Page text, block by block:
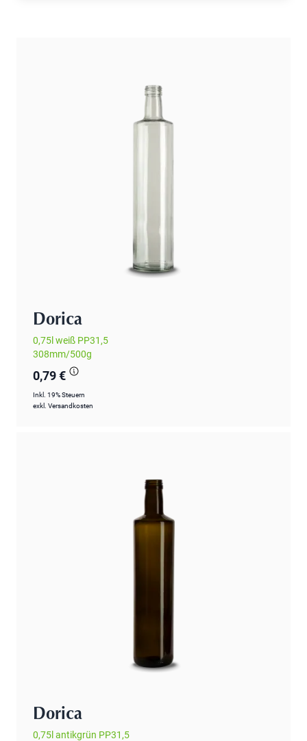
Dorica
0,75l weiß PP31,5
308mm/500g
0,79 €
Inkl. 19% Steuern
exkl. Versandkosten
Dorica
0,75l antikgrün PP31,5